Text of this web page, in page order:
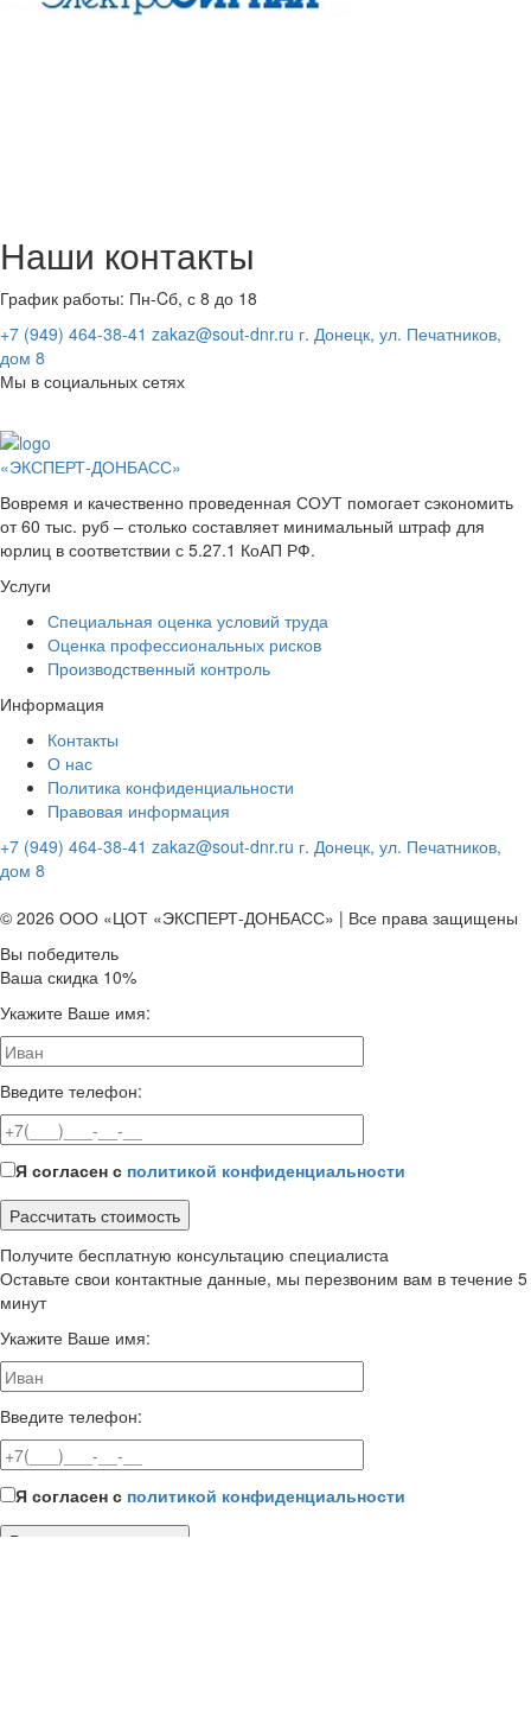
Наши контакты
График работы: Пн-Cб, с 8 до 18
+7 (949) 464-38-41 zakaz@sout-dnr.ru г. Донецк, ул. Печатников,
дом 8
Мы в социальных сетях
«ЭКСПЕРТ-ДОНБАСС»
Вовремя и качественно проведенная СОУТ помогает сэкономить
от 60 тыс. руб – столько составляет минимальный штраф для
юрлиц в соответствии с 5.27.1 КоАП РФ.
Услуги
Специальная оценка условий труда
Оценка профессиональных рисков
Производственный контроль
Информация
Контакты
О нас
Политика конфиденциальности
Правовая информация
+7 (949) 464-38-41 zakaz@sout-dnr.ru г. Донецк, ул. Печатников,
дом 8
© 2026 ООО «ЦОТ «ЭКСПЕРТ-ДОНБАСС» | Все права защищены
Вы победитель
Ваша скидка 10%
Укажите Ваше имя:
Введите телефон:
Я согласен с политикой конфиденциальности
Получите бесплатную консультацию специалиста
Оставьте свои контактные данные, мы перезвоним вам в течение 5
минут
Укажите Ваше имя:
Введите телефон:
Я согласен с политикой конфиденциальности